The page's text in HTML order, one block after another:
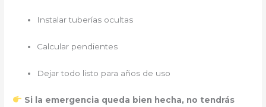
Instalar tuberías ocultas
Calcular pendientes
Dejar todo listo para años de uso
Si la emergencia queda bien hecha, no tendrás